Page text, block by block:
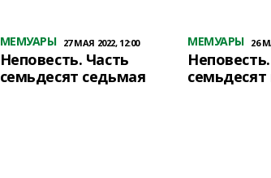
МЕМУАРЫ 27 МАЯ 2022, 12:00
Неповесть. Часть
семьдесят седьмая
МЕМУАРЫ 26